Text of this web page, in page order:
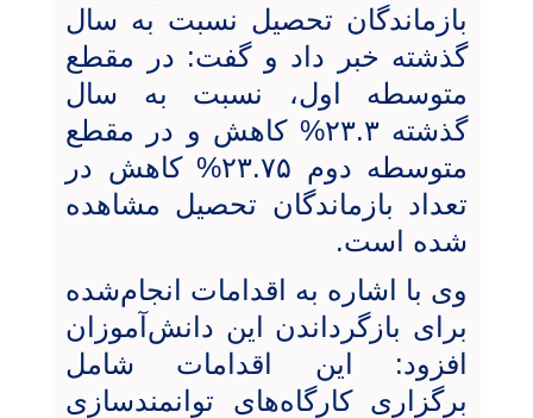
بازماندگان تحصیل نسبت به سال
گذشته خبر داد و گفت: در مقطع
متوسطه اول، نسبت به سال
گذشته ۲۳.۳% کاهش و در مقطع
متوسطه دوم ۲۳.۷۵% کاهش در
تعداد بازماندگان تحصیل مشاهده
شده است.
وی با اشاره به اقدامات انجام‌شده
برای بازگرداندن این دانش‌آموزان
افزود: این اقدامات شامل
برگزاری کارگاه‌های توانمندسازی